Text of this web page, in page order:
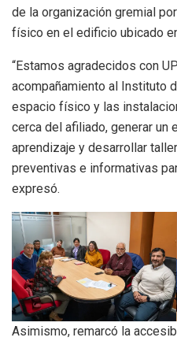
de la organización gremial
físico en el edificio ubicado
“Estamos agradecidos con
acompañamiento al Instituto
espacio físico y las
cerca del afiliado, generar un
aprendizaje y desarrollar
preventivas e informativas
expresó.
Asimismo, remarcó la